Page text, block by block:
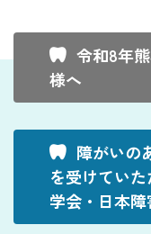
令和8年
様へ
障がいの
を受けてい
学会・日本障